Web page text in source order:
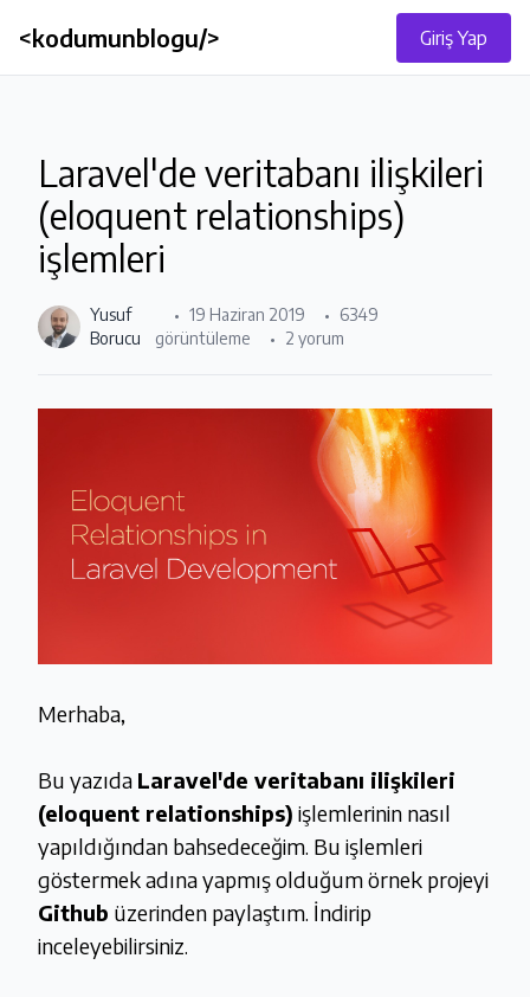
<kodumunblogu/> Giriş Yap
Laravel'de veritabanı ilişkileri
(eloquent relationships)
işlemleri
Yusuf
Borucu
19 Haziran 2019
6349
görüntüleme
2 yorum
Merhaba,
Bu yazıda Laravel'de veritabanı ilişkileri
(eloquent relationships) işlemlerinin nasıl
yapıldığından bahsedeceğim. Bu işlemleri
göstermek adına yapmış olduğum örnek projeyi
Github üzerinden paylaştım. İndirip
inceleyebilirsiniz.